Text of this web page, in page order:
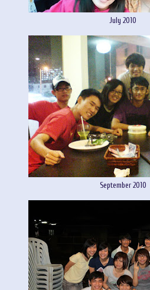
July 2010
September 2010